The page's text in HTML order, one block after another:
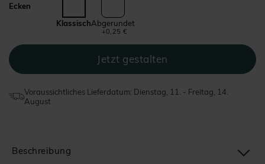
Ecken
KlassischAbgerundet
+0,25 €
Voraussichtliches Lieferdatum: Dienstag, 11. - Freitag, 14.
August
Beschreibung